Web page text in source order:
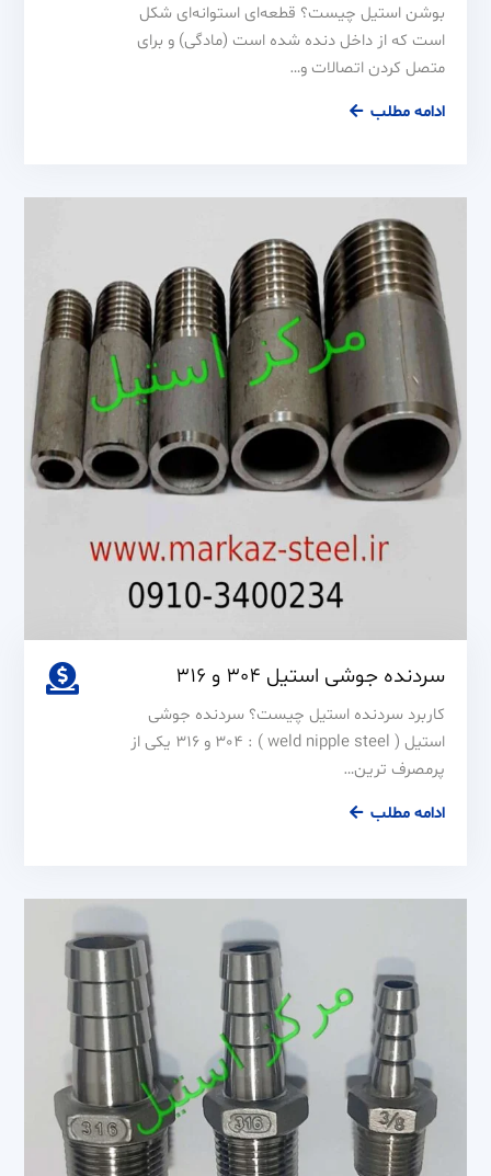
بوشن استیل چیست؟ قطعه‌ای استوانه‌ای شکل
است که از داخل دنده شده است (مادگی) و برای
متصل کردن اتصالات و…
ادامه مطلببوشن
و
316
سردنده جوشی استیل 304 و 316
کاربرد سردنده استیل چیست؟ سردنده جوشی
استیل ( weld nipple steel ) : 304 و 316 یکی از
پرمصرف ترین…
ادامه مطلبسردنده
304